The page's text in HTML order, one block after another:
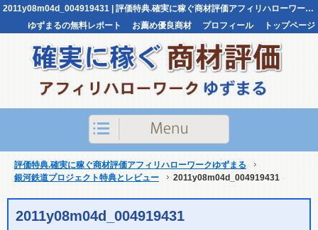
2011y08m04d_004919431 | 評価特典.確実に稼ぐ商材評価アフィリハローワークゆずまる評価特典.確実に稼ぐ商材評価アフィリハローワークゆずまる
トップページ
プロフィール
お薦め優良商材
ゆずまるの無料レポート
評価特典.確実に稼ぐ商材評価アフィリハローワークゆずまる
銀河鉄道プロジェクト特典とレビュー
2011y08m04d_004919431
2011y08m04d_004919431